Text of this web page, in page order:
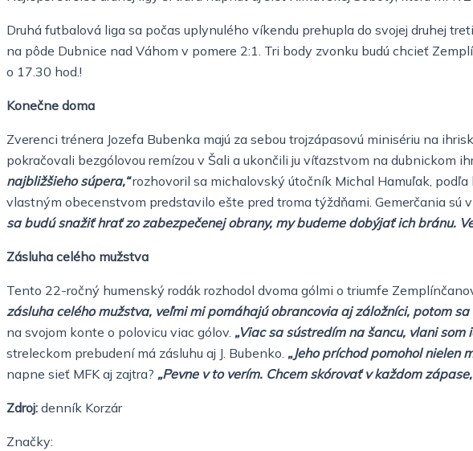
Druhá futbalová liga sa počas uplynulého víkendu prehupla do svojej druhej
na pôde Dubnice nad Váhom v pomere 2:1. Tri body zvonku budú chcieť
o 17.30 hod.!
Konečne doma
Zverenci trénera Jozefa Bubenka majú za sebou trojzápasovú minisériu na
pokračovali bezgólovou remízou v Šali a ukončili ju víťazstvom na dubnickom
najbližšieho súpera,“rozhovoril sa michalovský útočník Michal Hamuľak,
vlastným obecenstvom predstavilo ešte pred troma týždňami. Gemerčania sú
sa budú snažiť hrať zo zabezpečenej obrany, my budeme dobýjať ich bránu.
Zásluha celého mužstva
Tento 22-ročný humenský rodák rozhodol dvoma gólmi o triumfe
zásluha celého mužstva, veľmi mi pomáhajú obrancovia aj záložníci, potom sa
na svojom konte o polovicu viac gólov. „Viac sa sústredím na šancu, vlani
streleckom prebudení má zásluhu aj J. Bubenko. „Jeho príchod pomohol nielen
napne sieť MFK aj zajtra? „Pevne v to verím. Chcem skórovať v každom
Zdroj: denník Korzár
Značky: